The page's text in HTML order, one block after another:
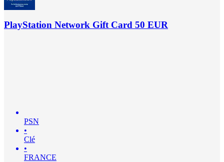
PlayStation Network Gift Card 50 EUR
PSN
•
Clé
•
FRANCE